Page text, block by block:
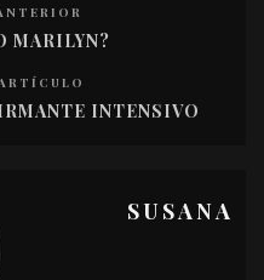
MARILYN?
INTENSIVO
SUSANA